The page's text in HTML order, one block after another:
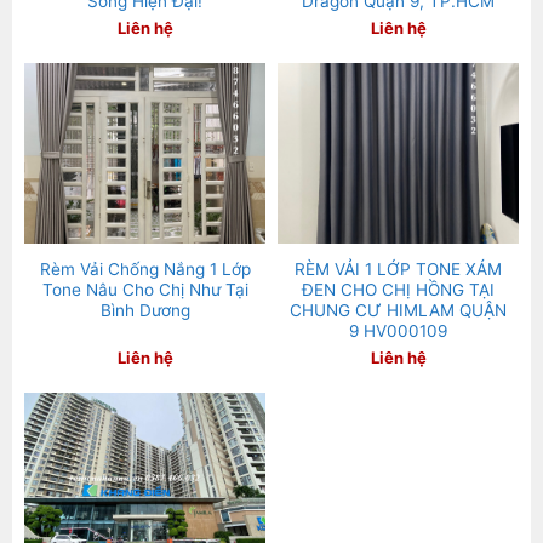
Liên hệ
Liên hệ
Rèm Vải Chống Nắng 1 Lớp
Tone Nâu Cho Chị Như Tại
Bình Dương
Liên hệ
RÈM VẢI 1 LỚP TONE XÁM
ĐEN CHO CHỊ HỒNG TẠI
CHUNG CƯ HIMLAM QUẬN
9 HV000109
Liên hệ